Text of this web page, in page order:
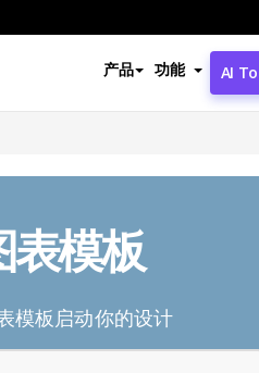
产品 功能 AI
表模板
模板启动你的设计